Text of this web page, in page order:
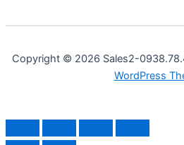
Copyright © 2026 Sales2-
WordPress